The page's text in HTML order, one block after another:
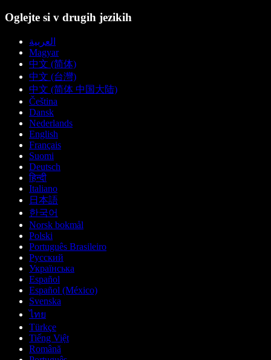
Oglejte si v drugih jezikih
العربية
Magyar
中文 (简体)
中文 (台灣)
中文 (简体 中国大陆)
Čeština
Dansk
Nederlands
English
Français
Suomi
Deutsch
हिन्दी
Italiano
日本語
한국어
Norsk bokmål
Polski
Português Brasileiro
Русский
Українська
Español
Español (México)
Svenska
ไทย
Türkçe
Tiếng Việt
Română